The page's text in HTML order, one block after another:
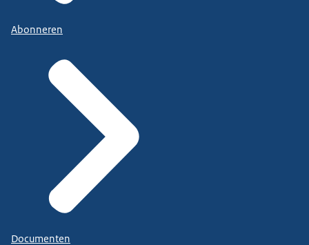
Abonneren
Documenten